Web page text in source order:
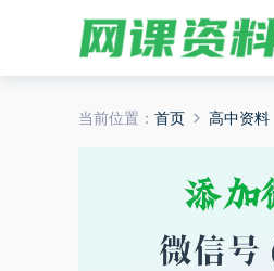
当前位置： 首页 高中资料